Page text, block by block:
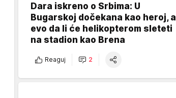
Dara iskreno o Srbima: U
Bugarskoj dočekana kao heroj, a
evo da li će helikopterom sleteti
na stadion kao Brena
Reaguj 2